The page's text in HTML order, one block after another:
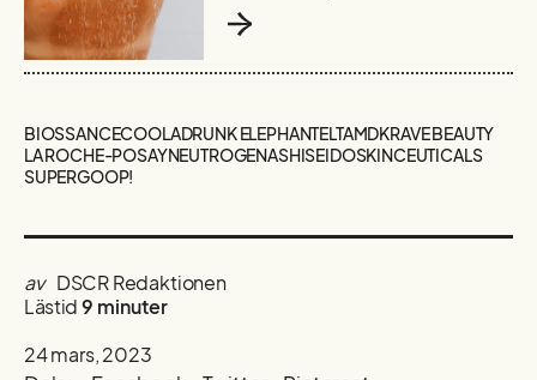
av DSCR Redaktionen
Lästid9 minuter
24 mars, 2023
BIOSSANCECOOLADRUNK ELEPHANTELTAMDKRAVE BEAUTY
LA ROCHE-POSAYNEUTROGENASHISEIDOSKINCEUTICALS
SUPERGOOP!